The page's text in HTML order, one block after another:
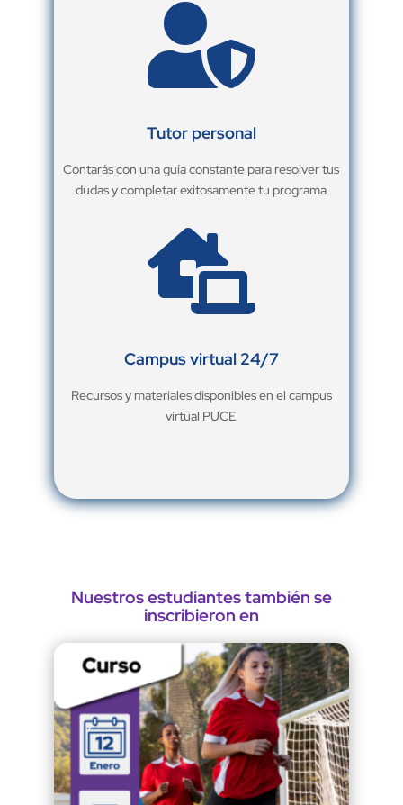

Tutor personal
Contarás con una guía constante para resolver tus
dudas y completar exitosamente tu programa

Campus virtual 24/7
Recursos y materiales disponibles en el campus
virtual PUCE
Nuestros estudiantes también se
inscribieron en